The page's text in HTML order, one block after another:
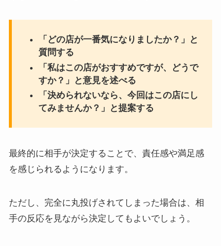
「どの店が一番気になりましたか？」と
質問する
「私はこの店がおすすめですが、どうで
すか？」と意見を述べる
「決められないなら、今回はこの店にし
てみませんか？」と提案する
最終的に相手が決定することで、責任感や満足感
を感じられるようになります。
ただし、完全に丸投げされてしまった場合は、相
手の反応を見ながら決定してもよいでしょう。